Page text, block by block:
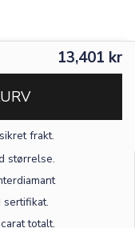
13,401 kr
frakt.
størrelse.
sertifikat.
totalt.